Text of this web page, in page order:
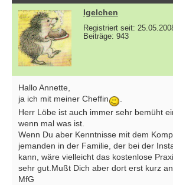
Igelchen
Registriert seit:
Beiträge: 943
Hallo Annette,
ja ich mit meiner Cheffin
Herr Löbe ist auch immer sehr bemüht
wenn mal was ist.
Wenn Du aber Kenntnisse mit dem
jemanden in der Familie, der bei der
kann, wäre vielleicht das kostenlose
sehr gut.Mußt Dich aber dort erst kurz
MfG